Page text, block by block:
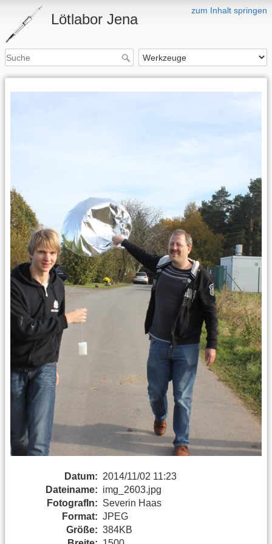
zum Inhalt springen
Lötlabor Jena
Datum: 2014/11/02 11:23
Dateiname: img_2603.jpg
FotografIn: Severin Haas
Format: JPEG
Größe: 384KB